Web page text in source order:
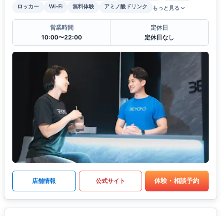
ロッカー
Wi-Fi 無料体験 アミノ酸ドリンク もっと見る
営業時間
10:00〜22:00
定休日
定休日なし
店舗情報 公式サイト 体験・相談予約